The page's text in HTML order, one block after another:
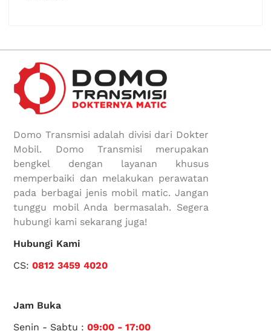
Domo Transmisi adalah divisi dari Dokter
Mobil. Domo Transmisi merupakan
bengkel dengan layanan khusus
memperbaiki dan melakukan perawatan
pada berbagai jenis mobil matic. Jangan
tunggu mobil Anda bermasalah. Segera
hubungi kami sekarang juga!
Hubungi Kami
CS:0812 3459 4020
Jam Buka
Senin - Sabtu :09:00 - 17:00